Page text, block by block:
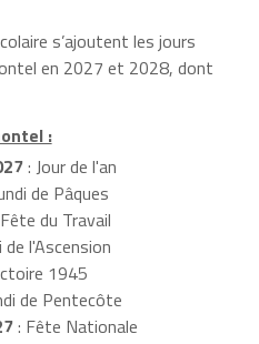
s’ajoutent les jours
en 2027 et 2028, dont
:
: Jour de l'an
de Pâques
du Travail
de l'Ascension
1945
de Pentecôte
: Fête Nationale